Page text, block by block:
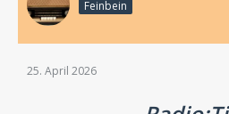
Feinbein
25. April 2026